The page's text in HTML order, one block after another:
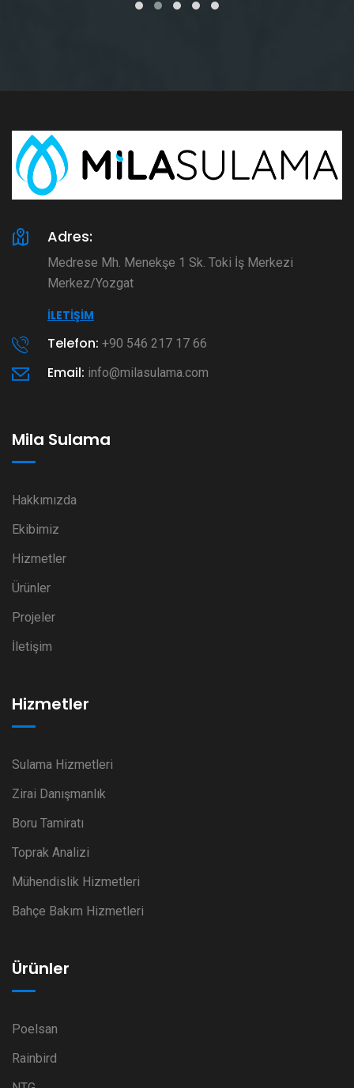
Adres:
Medrese Mh. Menekşe 1 Sk. Toki İş Merkezi
Merkez/Yozgat
İLETIŞIM
Telefon: +90 546 217 17 66
Email: info@milasulama.com
Mila Sulama
Hakkımızda
Ekibimiz
Hizmetler
Ürünler
Projeler
İletişim
Hizmetler
Sulama Hizmetleri
Zirai Danışmanlık
Boru Tamiratı
Toprak Analizi
Mühendislik Hizmetleri
Bahçe Bakım Hizmetleri
Ürünler
Poelsan
Rainbird